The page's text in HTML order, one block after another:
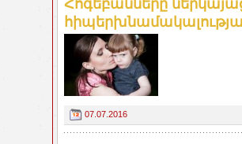
Հոգեբանները
07.07.2016